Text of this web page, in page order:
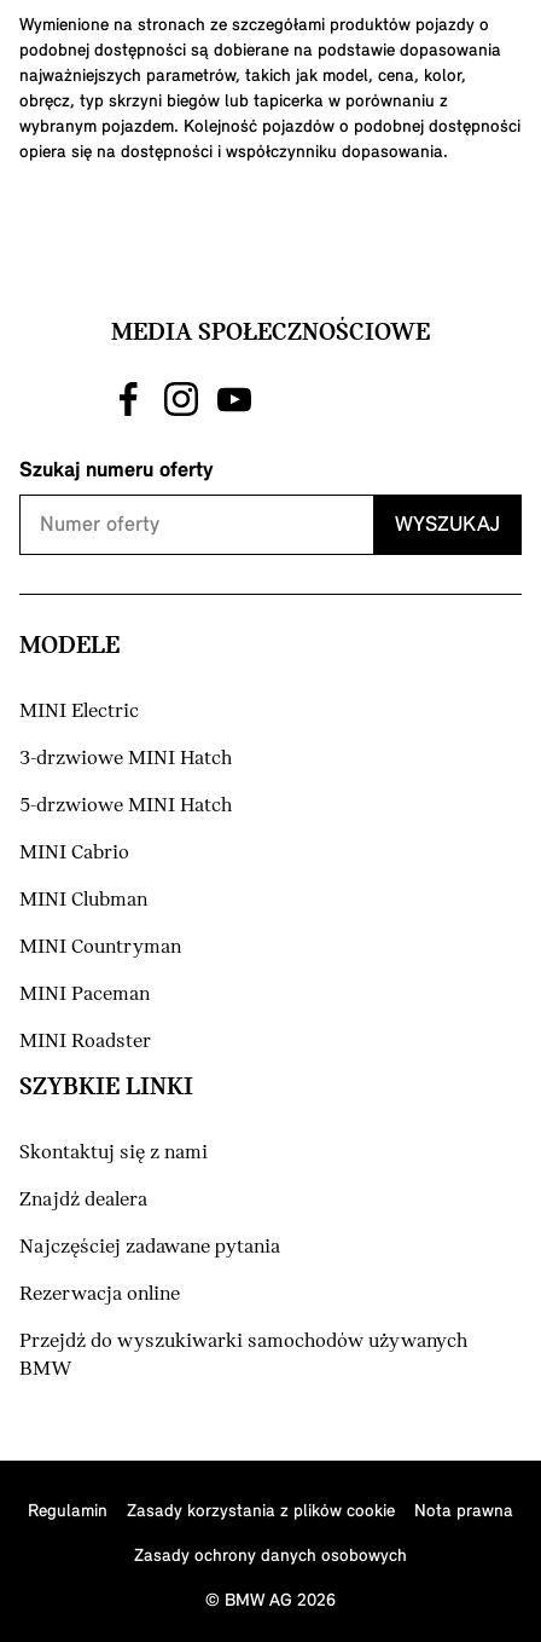
Wymienione na stronach ze szczegółami produktów pojazdy o
podobnej dostępności są dobierane na podstawie dopasowania
najważniejszych parametrów, takich jak model, cena, kolor,
obręcz, typ skrzyni biegów lub tapicerka w porównaniu z
wybranym pojazdem. Kolejność pojazdów o podobnej dostępności
opiera się na dostępności i współczynniku dopasowania.
MEDIA SPOŁECZNOŚCIOWE
Szukaj numeru oferty
WYSZUKAJ
MODELE
MINI Electric
3-drzwiowe MINI Hatch
5-drzwiowe MINI Hatch
MINI Cabrio
MINI Clubman
MINI Countryman
MINI Paceman
MINI Roadster
SZYBKIE LINKI
Skontaktuj się z nami
Znajdź dealera
Najczęściej zadawane pytania
Rezerwacja online
Przejdź do wyszukiwarki samochodów używanych
BMW
Regulamin Zasady korzystania z plików cookie Nota prawna
Zasady ochrony danych osobowych
© BMW AG 2026